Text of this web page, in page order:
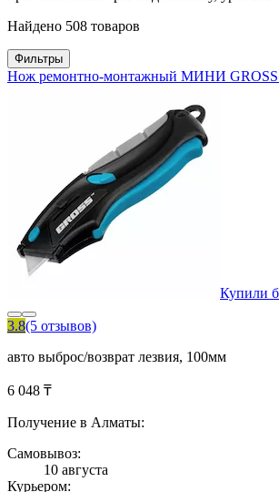
Найдено 508 товаров
Фильтры
Нож ремонтно-монтажный МИНИ GROSS
Купили
3.8(5 отзывов)
авто выброс/возврат лезвия, 100мм
6 048 ₸
Получение в Алматы:
Самовывоз:
10 августа
Курьером: